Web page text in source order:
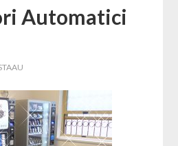
Automatici